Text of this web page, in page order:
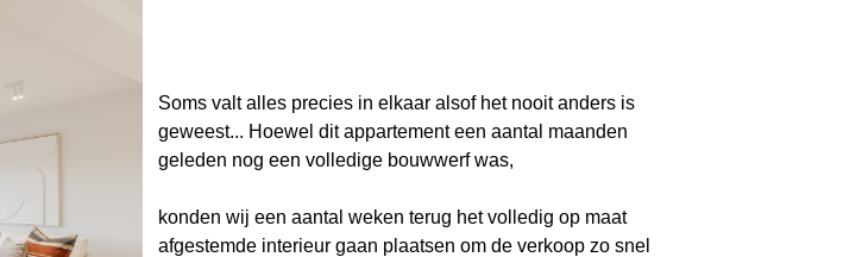
Soms valt alles precies in elkaar alsof het nooit anders is
geweest... Hoewel dit appartement een aantal maanden
geleden nog een volledige bouwwerf was,
konden wij een aantal weken terug het volledig op maat
afgestemde interieur gaan plaatsen om de verkoop zo snel